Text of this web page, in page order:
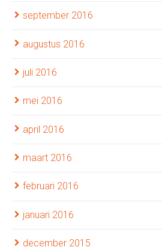
september 2016
augustus 2016
juli 2016
mei 2016
april 2016
maart 2016
februari 2016
januari 2016
december 2015